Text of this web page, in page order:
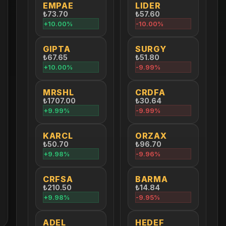
EMPAE
₺73.70
+10.00%
GIPTA
₺67.65
+10.00%
MRSHL
₺1707.00
+9.99%
KARCL
₺50.70
+9.98%
CRFSA
₺210.50
+9.98%
ADEL
LIDER
₺57.60
-10.00%
SURGY
₺51.80
-9.99%
CRDFA
₺30.64
-9.99%
ORZAX
₺96.70
-9.96%
BARMA
₺14.84
-9.95%
HEDEF